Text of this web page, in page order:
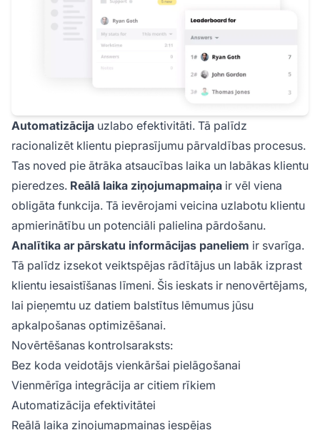
Automatizācija uzlabo efektivitāti. Tā palīdz
racionalizēt klientu pieprasījumu pārvaldības procesus.
Tas noved pie ātrāka atsaucības laika un labākas klientu
pieredzes. Reālā laika ziņojumapmaiņa ir vēl viena
obligāta funkcija. Tā ievērojami veicina uzlabotu klientu
apmierinātību un potenciāli palielina pārdošanu.
Analītika ar pārskatu informācijas paneliem ir svarīga.
Tā palīdz izsekot veiktspējas rādītājus un labāk izprast
klientu iesaistīšanas līmeni. Šis ieskats ir nenovērtējams,
lai pieņemtu uz datiem balstītus lēmumus jūsu
apkalpošanas optimizēšanai.
Novērtēšanas kontrolsaraksts:
Bez koda veidotājs vienkāršai pielāgošanai
Vienmērīga integrācija ar citiem rīkiem
Automatizācija efektivitātei
Reālā laika ziņojumapmaiņas iespējas